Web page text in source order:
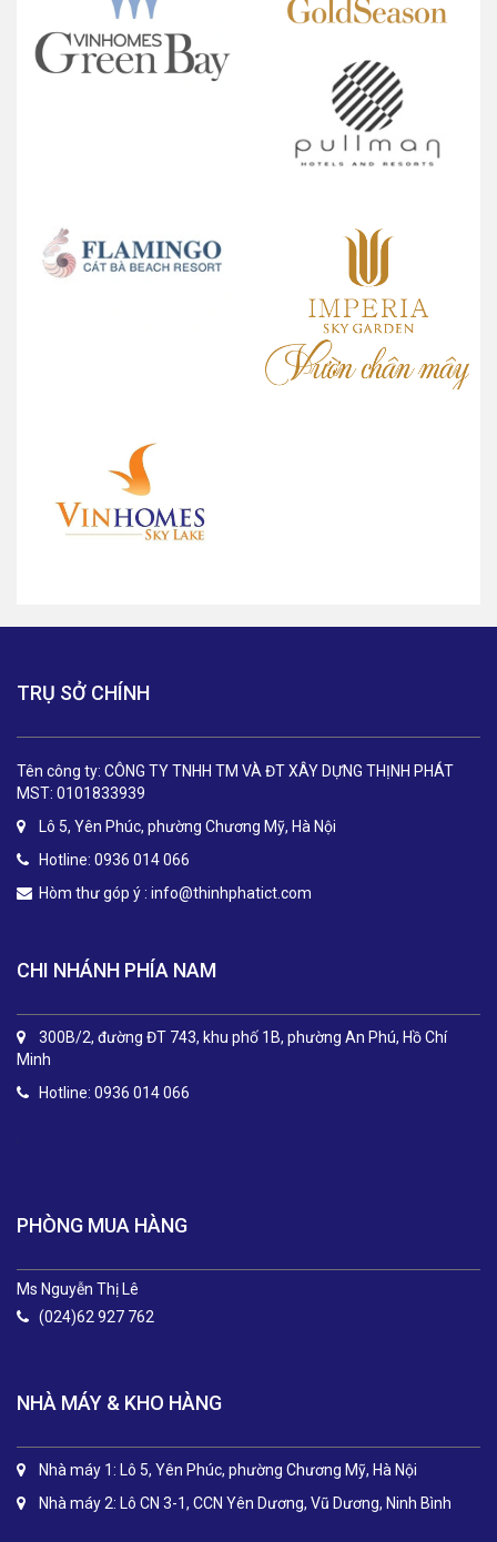
TRỤ SỞ CHÍNH
Tên công ty: CÔNG TY TNHH TM VÀ ĐT XÂY DỰNG THỊNH PHÁT
MST: 0101833939
Lô 5, Yên Phúc, phường Chương Mỹ, Hà Nội
Hotline: 0936 014 066
Hòm thư góp ý : info@thinhphatict.com
CHI NHÁNH PHÍA NAM
300B/2, đường ĐT 743, khu phố 1B, phường An Phú, Hồ Chí
Minh
Hotline: 0936 014 066
PHÒNG MUA HÀNG
Ms Nguyễn Thị Lê
(024)62 927 762
NHÀ MÁY & KHO HÀNG
Nhà máy 1: Lô 5, Yên Phúc, phường Chương Mỹ, Hà Nội
Nhà máy 2: Lô CN 3-1, CCN Yên Dương, Vũ Dương, Ninh Bình